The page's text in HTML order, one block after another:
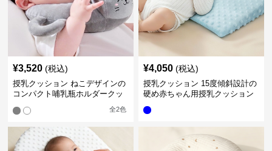
¥3,520 (税込)
授乳クッション ねこデザインの
コンパクト哺乳瓶ホルダークッ
全2色
¥4,050 (税込)
授乳クッション 15度傾斜設計の
硬め赤ちゃん用授乳クッション